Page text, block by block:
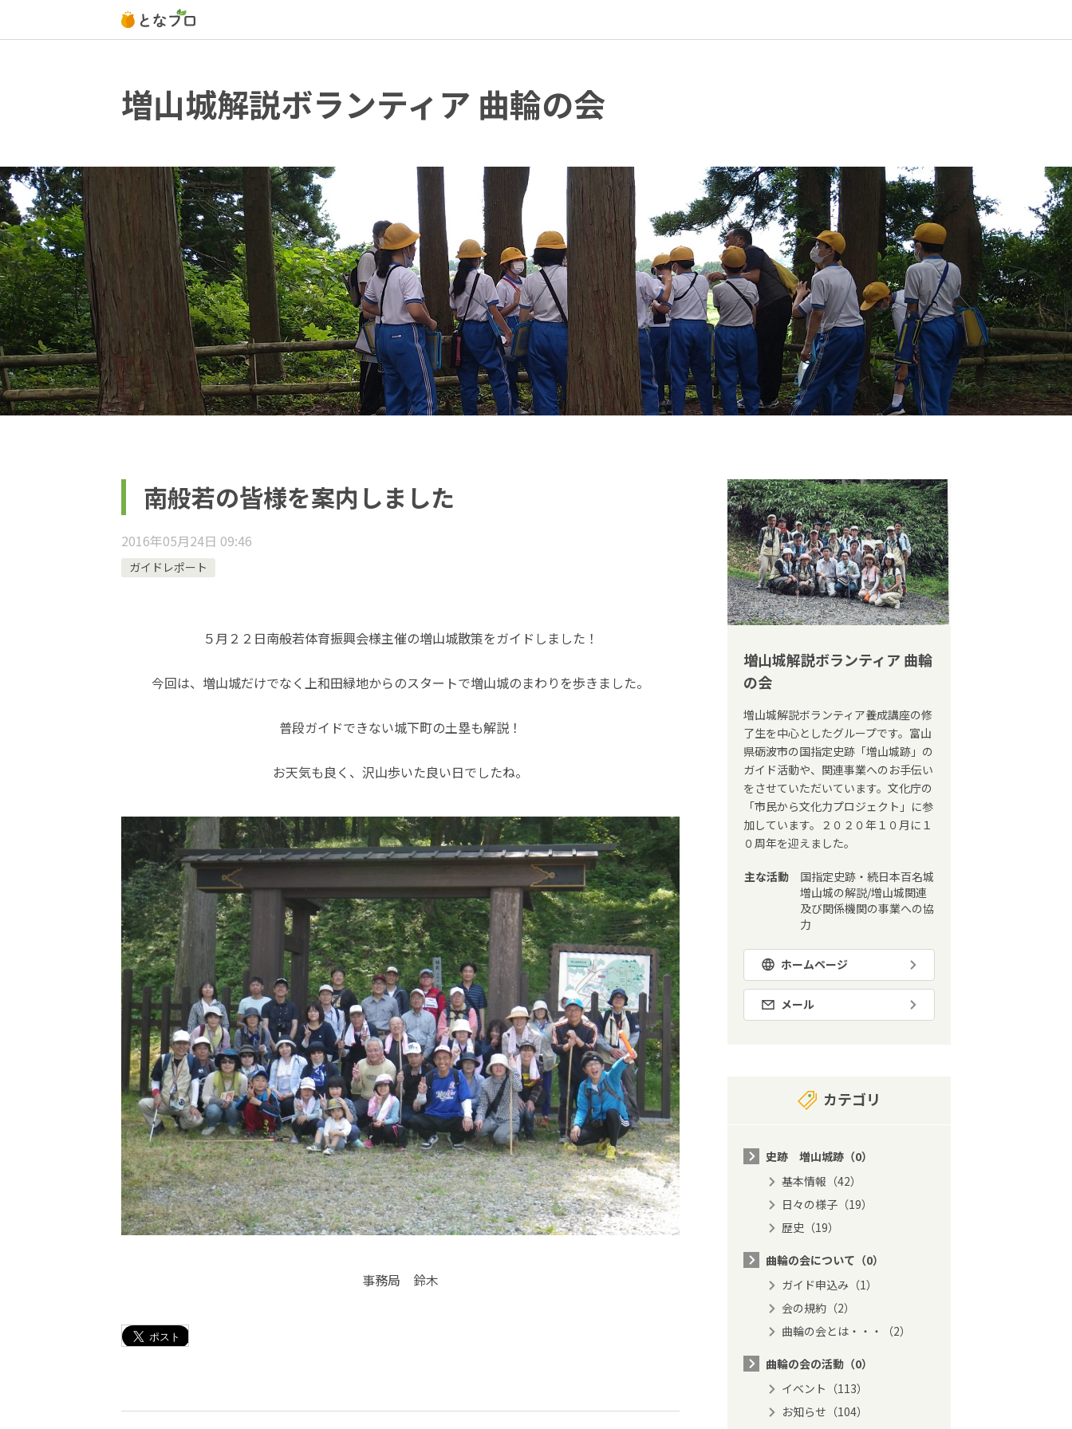
増山城解説ボランティア 曲輪の会
南般若の皆様を案内しました
2016年05月24日 09:46
ガイドレポート
５月２２日南般若体育振興会様主催の増山城散策をガイドしました！
今回は、増山城だけでなく上和田緑地からのスタートで増山城のまわりを歩きました。
普段ガイドできない城下町の土塁も解説！
お天気も良く、沢山歩いた良い日でしたね。
事務局 鈴木
増山城解説ボランティア 曲輪
の会
増山城解説ボランティア養成講座の修
了生を中心としたグループです。富山
県砺波市の国指定史跡「増山城跡」の
ガイド活動や、関連事業へのお手伝い
をさせていただいています。文化庁の
「市民から文化力プロジェクト」に参
加しています。２０２０年１０月に１
０周年を迎えました。
主な活動
国指定史跡・続日本百名城
増山城の解説/増山城関連
及び関係機関の事業への協
力
ホームページ
メール
カテゴリ
史跡 増山城跡（0）
基本情報（42）
日々の様子（19）
歴史（19）
曲輪の会について（0）
ガイド申込み（1）
会の規約（2）
曲輪の会とは・・・（2）
曲輪の会の活動（0）
イベント（113）
お知らせ（104）